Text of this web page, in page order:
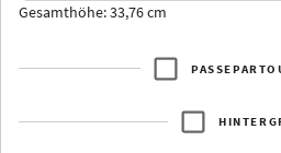
Thurgau
Gesamthöhe: 33,76 cm